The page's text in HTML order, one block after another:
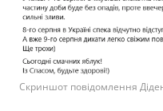
Скриншот повідомлення